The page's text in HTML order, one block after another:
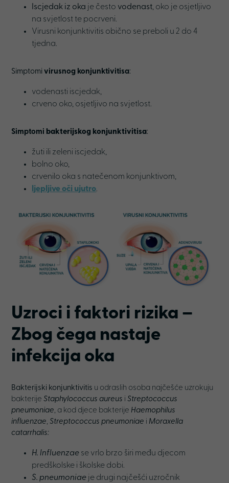
Iscjedak iz oka je često vodenast, oko je osjetljivo
na svjetlost te pocrveni.
Virusni konjunktivitis obično se preboli u 2 do 4
tjedna.
Simptomivirusnog konjunktivitisa:
vodenasti iscjedak,
crveno oko, osjetljivo na svjetlost.
Simptomi bakterijskog konjunktivitisa:
žuti ili zeleni iscjedak,
bolno oko,
crvenilo oka s natečenom konjunktivom,
ljepljive oči ujutro.
Uzroci i faktori rizika –
Zbog čega nastaje
infekcija oka
Bakterijski konjunktivitis u odraslih osoba najčešće uzrokuju
bakterijeStaphylococcus aureus iStreptococcus
pneumoniae, a kod djece bakterije Haemophilus
influenzae,Streptococcus pneumoniae i Moraxella
catarrhalis:
H. lnfluenzae se vrlo brzo širi među djecom
predškolske i školske dobi.
S. pneumoniae je drugi najčešći uzročnik